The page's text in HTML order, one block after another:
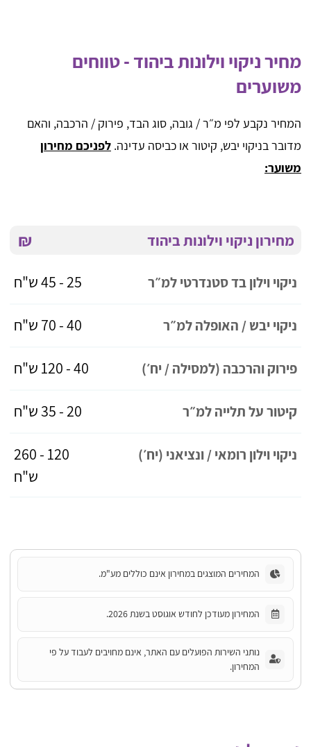
מחיר ניקוי וילונות ביהוד - טווחים
משוערים
המחיר נקבע לפי מ״ר / גובה, סוג הבד, פירוק / הרכבה, והאם
מדובר בניקוי יבש, קיטור או כביסה עדינה. לפניכם מחירון
משוער:
₪ מחירון ניקוי וילונות ביהוד
ניקוי וילון בד סטנדרטי למ״ר 25 - 45 ש"ח
ניקוי יבש / האופלה למ״ר 40 - 70 ש"ח
פירוק והרכבה (למסילה / יח׳) 40 - 120 ש"ח
קיטור על תלייה למ״ר 20 - 35 ש"ח
ניקוי וילון רומאי / ונציאני (יח׳)
120 - 260
ש"ח
המחירים המוצגים במחירון אינם כוללים מע"מ.
המחירון מעודכן לחודש אוגוסט בשנת 2026.
נותני השירות הפועלים עם האתר, אינם מחויבים לעבוד על פי
המחירון.